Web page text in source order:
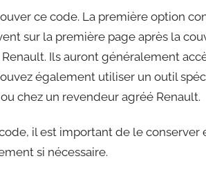
ce code. La première option
sur la première page après la
Ils auront généralement
également utiliser un outil
chez un revendeur agréé Renault.
il est important de le
si nécessaire.